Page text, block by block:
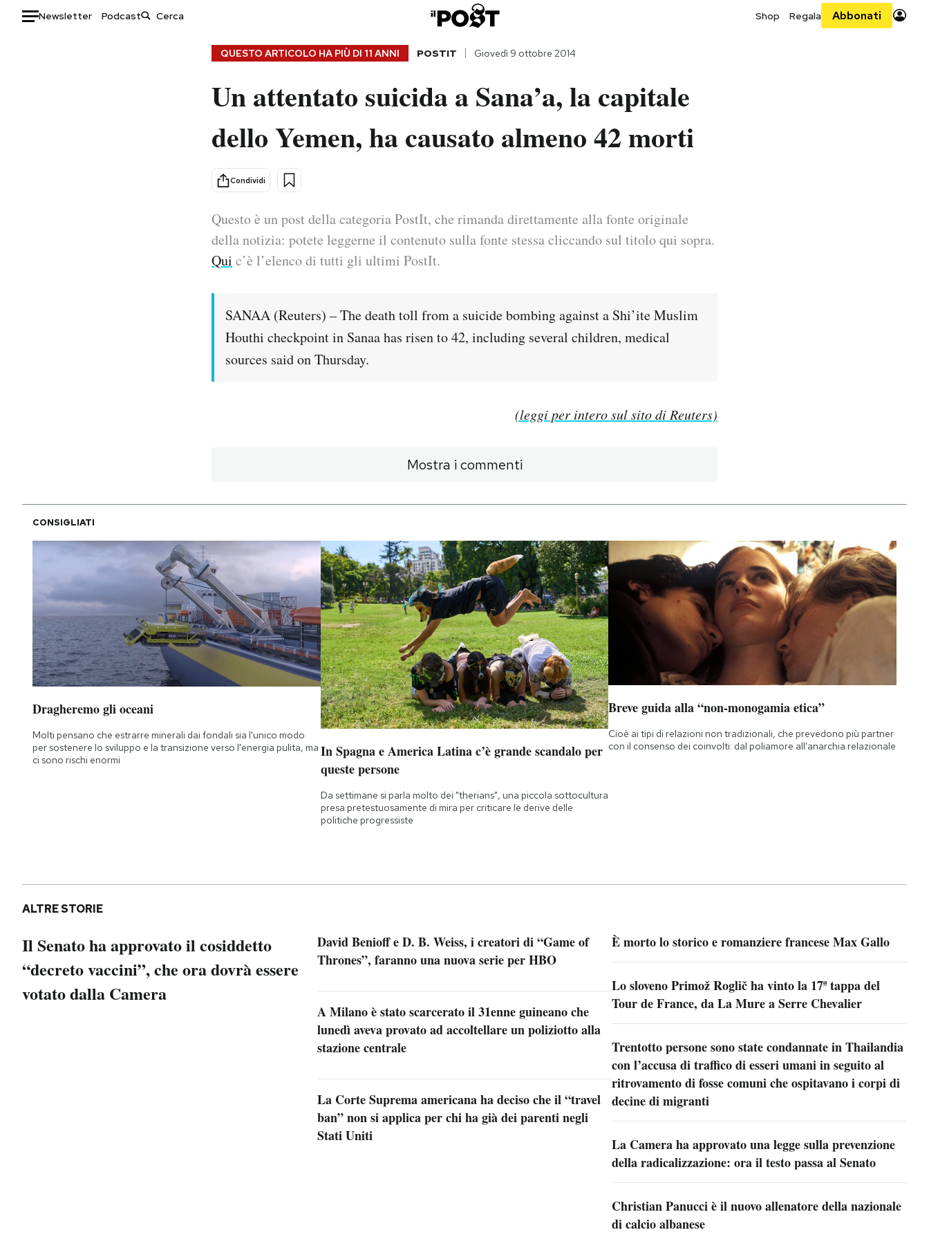
Newsletter Podcast Shop Regala Abbonati
Storie/Idee
Ok Boomer!
Altrecose
CALENDARIO
AREA PERSONALE
Area Personale
Notifiche mobile
Regala il Post
Hai bisogno di aiuto?
Esci
QUESTO ARTICOLO HA PIÙ DI 11 ANNI POSTIT Giovedì 9 ottobre 2014
Un attentato suicida a Sana’a, la capitale
dello Yemen, ha causato almeno 42 morti
Condividi
Questo è un post della categoria PostIt, che rimanda direttamente alla fonte originale
della notizia: potete leggerne il contenuto sulla fonte stessa cliccando sul titolo qui sopra.
Qui c’è l’elenco di tutti gli ultimi PostIt.
SANAA (Reuters) – The death toll from a suicide bombing against a Shi’ite Muslim
Houthi checkpoint in Sanaa has risen to 42, including several children, medical
sources said on Thursday.
(leggi per intero sul sito di Reuters)
Mostra i commenti
CONSIGLIATI
Dragheremo gli oceani
Molti pensano che estrarre minerali dai fondali sia l'unico modo
per sostenere lo sviluppo e la transizione verso l'energia pulita, ma
ci sono rischi enormi
In Spagna e America Latina c’è grande scandalo per
queste persone
Da settimane si parla molto dei "therians", una piccola sottocultura
presa pretestuosamente di mira per criticare le derive delle
politiche progressiste
Breve guida alla “non-monogamia etica”
Cioè ai tipi di relazioni non tradizionali, che prevedono più partner
con il consenso dei coinvolti: dal poliamore all'anarchia relazionale
ALTRE STORIE
Il Senato ha approvato il cosiddetto
“decreto vaccini”, che ora dovrà essere
votato dalla Camera
David Benioff e D. B. Weiss, i creatori di “Game of
Thrones”, faranno una nuova serie per HBO
A Milano è stato scarcerato il 31enne guineano che
lunedì aveva provato ad accoltellare un poliziotto alla
stazione centrale
La Corte Suprema americana ha deciso che il “travel
ban” non si applica per chi ha già dei parenti negli
Stati Uniti
È morto lo storico e romanziere francese Max Gallo
Lo sloveno Primož Roglič ha vinto la 17ª tappa del
Tour de France, da La Mure a Serre Chevalier
Trentotto persone sono state condannate in Thailandia
con l’accusa di traffico di esseri umani in seguito al
ritrovamento di fosse comuni che ospitavano i corpi di
decine di migranti
La Camera ha approvato una legge sulla prevenzione
della radicalizzazione: ora il testo passa al Senato
Christian Panucci è il nuovo allenatore della nazionale
di calcio albanese